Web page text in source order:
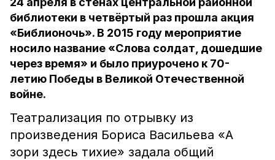
библиотеки в четвёртый раз прошла акция
«Библионочь». В 2015 году мероприятие
носило название «Слова солдат, дошедшие
через время» и было приурочено к 70-
летию Победы в Великой Отечественной
войне.
Театрализация по отрывку из
произведения Бориса Васильева «А
зори здесь тихие» задала общий